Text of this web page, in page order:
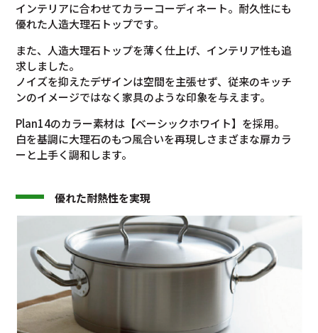
インテリアに合わせてカラーコーディネート。耐久性にも
優れた人造大理石トップです。
また、人造大理石トップを薄く仕上げ、インテリア性も追
求しました。
ノイズを抑えたデザインは空間を主張せず、従来のキッチ
ンのイメージではなく家具のような印象を与えます。
Plan14のカラー素材は【ベーシックホワイト】を採用。
白を基調に大理石のもつ風合いを再現しさまざまな扉カラ
ーと上手く調和します。
優れた耐熱性を実現